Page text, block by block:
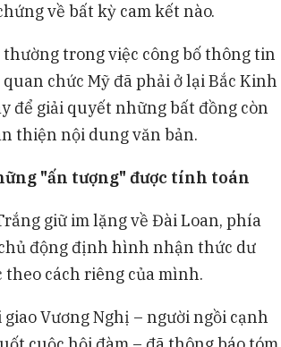
về bất kỳ cam kết nào.
thường trong việc công bố thông tin
chức Mỹ đã phải ở lại Bắc Kinh
để giải quyết những bất đồng còn
thiện nội dung văn bản.
"ấn tượng" được tính toán
giữ im lặng về Đài Loan, phía
động định hình nhận thức dư
cách riêng của mình.
Vương Nghị – người ngồi cạnh